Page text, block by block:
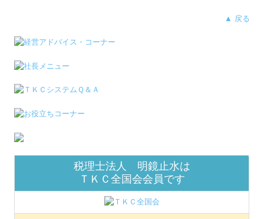
税理士法人 明鏡止水は
ＴＫＣ全国会会員です
▲ 戻る